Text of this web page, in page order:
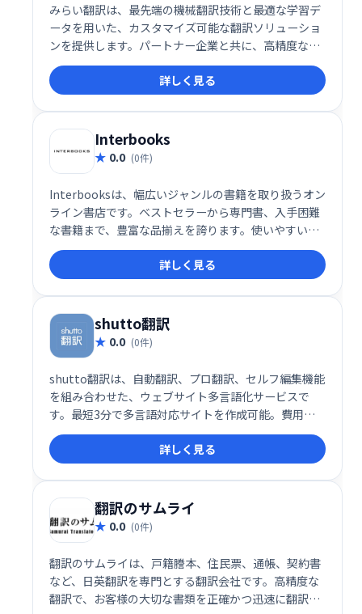
みらい翻訳は、最先端の機械翻訳技術と最適な学習デ
ータを用いた、カスタマイズ可能な翻訳ソリューショ
ンを提供します。パートナー企業と共に、高精度な翻
訳を実現し、業務効率化を支援します。 柔軟な対応と
高品質な翻訳で、グローバル展開を加速させます。
詳しく見る
Interbooks
0.0 (0件)
Interbooksは、幅広いジャンルの書籍を取り扱うオン
ライン書店です。ベストセラーから専門書、入手困難
な書籍まで、豊富な品揃えを誇ります。使いやすい検
索機能と直感的なインターフェースで、自宅や外出先
からでも簡単に書籍を探して購入できます。快適な読
書体験をInterbooksで。
詳しく見る
shutto翻訳
0.0 (0件)
shutto翻訳は、自動翻訳、プロ翻訳、セルフ編集機能
を組み合わせた、ウェブサイト多言語化サービスで
す。最短3分で多言語対応サイトを作成可能。費用対
効果の高い翻訳ソリューションで、グローバル展開を
強力にサポートします。詳しく見る
翻訳のサムライ
0.0 (0件)
翻訳のサムライは、戸籍謄本、住民票、通帳、契約書
など、日英翻訳を専門とする翻訳会社です。高精度な
翻訳で、お客様の大切な書類を正確かつ迅速に翻訳い